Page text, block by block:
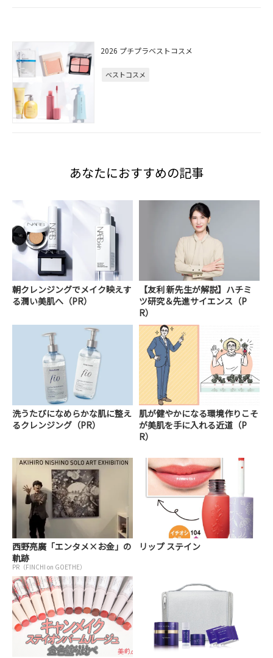
2026 プチプラベストコスメ
ベストコスメ
あなたにおすすめの記事
朝クレンジングでメイク映えす
る潤い美肌へ（PR）
【友利 新先生が解説】ハチミ
ツ研究＆先進サイエンス（P
R）
洗うたびになめらかな肌に整え
るクレンジング（PR）
肌が健やかになる環境作りこそ
が美肌を手に入れる近道（P
R）
西野亮廣「エンタメ×お金」の
軌跡
PR（FINCHI on GOETHE）
リップ ステイン